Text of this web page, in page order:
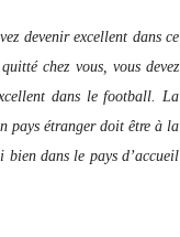
devenir excellent dans ce
chez vous, vous devez
dans le football. La
pays étranger doit être à la
bien dans le pays d’accueil